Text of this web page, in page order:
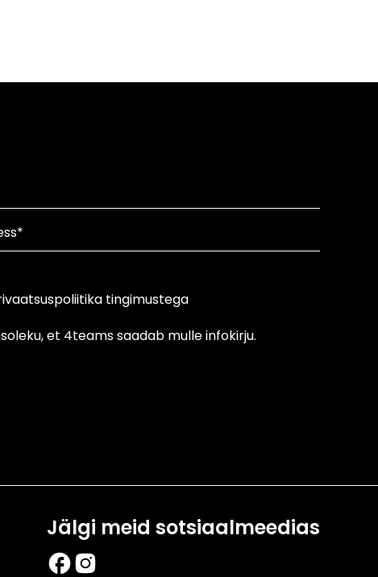
tingimustega
et 4teams saadab mulle infokirju.
Jälgi meid sotsiaalmeedias